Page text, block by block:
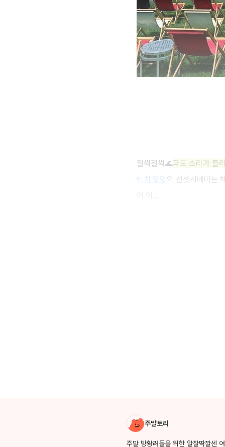
철썩철썩🌊파도 소리가 들
비치 양양의 선셋시네마는
작성자 소개
주말토리
주말 방황러들을 위한 알잘딱깔센